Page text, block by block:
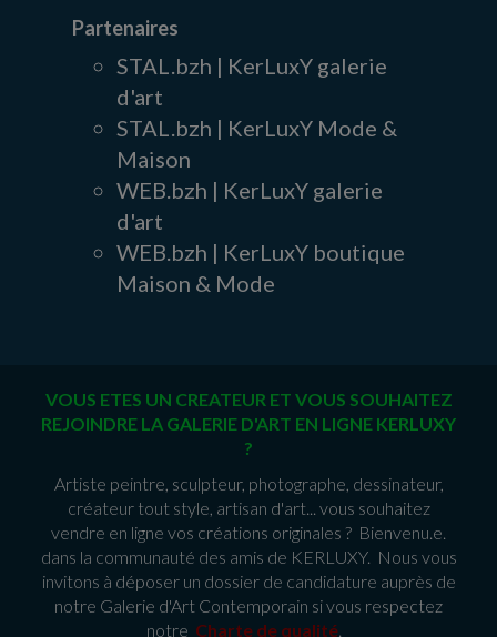
Partenaires
STAL.bzh | KerLuxY galerie
d'art
STAL.bzh | KerLuxY Mode &
Maison
WEB.bzh | KerLuxY galerie
d'art
WEB.bzh | KerLuxY boutique
Maison & Mode
VOUS ETES UN CREATEUR ET VOUS SOUHAITEZ
REJOINDRE LA GALERIE D'ART EN LIGNE KERLUXY
?
Artiste peintre, sculpteur, photographe, dessinateur,
créateur tout style, artisan d'art... vous souhaitez
vendre en ligne vos créations originales ? Bienvenu.e.
dans la communauté des amis de KERLUXY. Nous vous
invitons à déposer un dossier de candidature auprès de
notre Galerie d'Art Contemporain si vous respectez
notre Charte de qualité.